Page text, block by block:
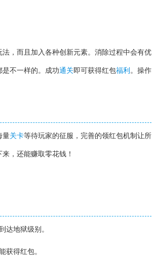
，而且加入各种创新元素。消除过程中会有优
不一样的。成功通关即可获得红包福利 。操作
量关卡等待玩家的征服，完善的领红包机制让所
，还能赚取零花钱！
达地狱级别。
获得红包。